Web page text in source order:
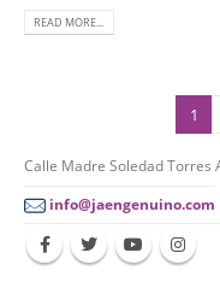
READ MORE...
1
Calle Madre Soledad Torres
info@jaengenuino.com